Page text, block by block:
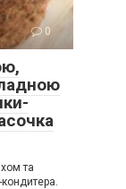
0
та